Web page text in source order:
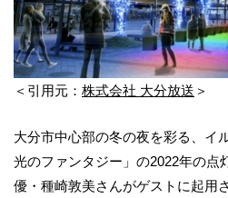
＜引用元： 株式会社 大分放送 ＞
大分市中心部の冬の夜を彩る、イ
光のファンタジー」の2022年の点
優・種崎敦美さんがゲストに起用